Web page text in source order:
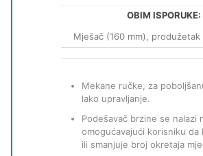
OBIM ISPORUKE:
Mješač (160 mm), produžetak
Mekane ručke, za
lako upravljanje.
Podešavač brzine se nalazi
omogućavajući korisniku da
ili smanjuje broj okretaja